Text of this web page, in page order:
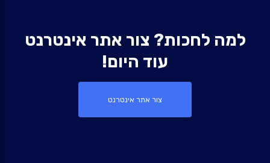
למה לחכות? צור אתר אינטרנט
עוד היום!
צור אתר אינטרנט